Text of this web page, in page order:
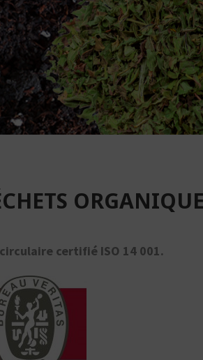
circulaire certifié ISO 14 001.